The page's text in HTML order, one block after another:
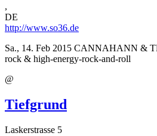
,
DE
http://www.so36.de
Sa., 14. Feb 2015 CANNAHANN &
rock & high-energy-rock-and-roll
@
Tiefgrund
Laskerstrasse 5